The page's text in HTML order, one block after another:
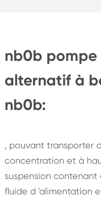
nb0b pompe
alternatif à
nb0b:
, pouvant transporter
concentration et à
suspension
fluide d 'alimentation